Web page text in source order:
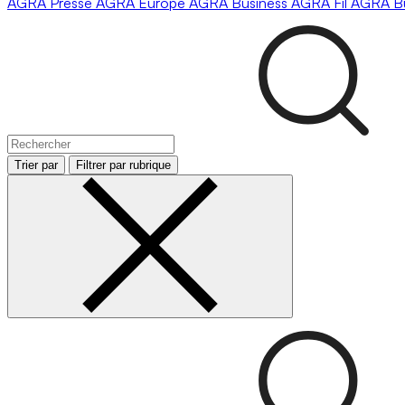
Trier par Filtrer par rubrique